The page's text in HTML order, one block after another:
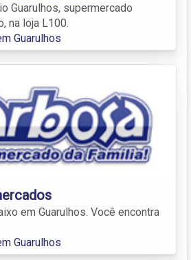
Guarulhos, supermercado
na loja L100.
Guarulhos
em Guarulhos. Você encontra
Guarulhos